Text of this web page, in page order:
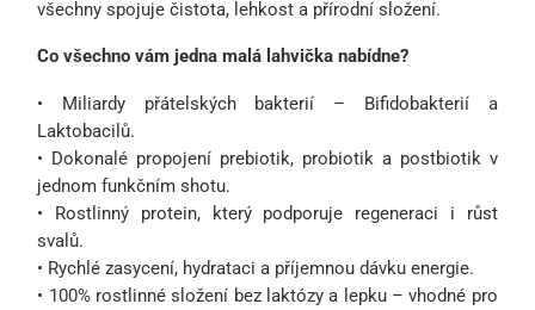
všechny spojuje čistota, lehkost a přírodní složení.
Co všechno vám jedna malá lahvička nabídne?
• Miliardy přátelských bakterií – Bifidobakterií a
Laktobacilů.
• Dokonalé propojení prebiotik, probiotik a postbiotik v
jednom funkčním shotu.
• Rostlinný protein, který podporuje regeneraci i růst
svalů.
• Rychlé zasycení, hydrataci a příjemnou dávku energie.
• 100% rostlinné složení bez laktózy a lepku – vhodné pro